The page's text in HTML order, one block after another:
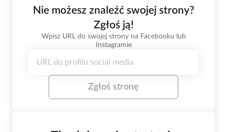
Nie możesz znaleźć swojej strony?
Zgłoś ją!
Wpisz URL do swojej strony na Facebooku lub
Instagramie
Zgłoś stronę